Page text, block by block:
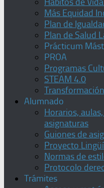
Más Equidad
Plan de
Plan de Salud
Prácticum
PROA
Programas
STEAM 4.0
Alumnado
Horarios,
asignaturas
Guiones de
Proyecto
Normas de
Protocolo
Trámites